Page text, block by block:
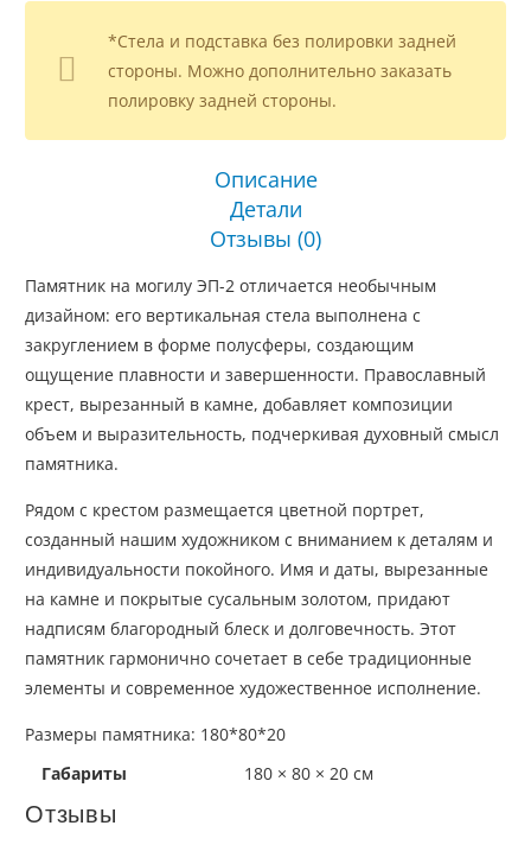
*Стела и подставка без полировки задней
стороны. Можно дополнительно заказать
полировку задней стороны.
Описание
Детали
Отзывы (0)
Памятник на могилу ЭП-2 отличается необычным
дизайном: его вертикальная стела выполнена с
закруглением в форме полусферы, создающим
ощущение плавности и завершенности. Православный
крест, вырезанный в камне, добавляет композиции
объем и выразительность, подчеркивая духовный смысл
памятника.
Рядом с крестом размещается цветной портрет,
созданный нашим художником с вниманием к деталям и
индивидуальности покойного. Имя и даты, вырезанные
на камне и покрытые сусальным золотом, придают
надписям благородный блеск и долговечность. Этот
памятник гармонично сочетает в себе традиционные
элементы и современное художественное исполнение.
Размеры памятника: 180*80*20
Габариты
180 × 80 × 20 см
Отзывы